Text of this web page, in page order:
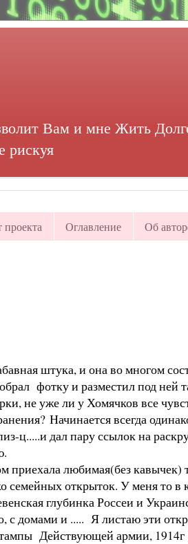
Вам и мне Жить
рискуя
Оглавление Об
штука, и она во многом
фотку и разместил под ней
не уже ли у Хомячков все
Начинается всегда
ц.....и дал пару ссылок на
приехала любимая(без кавычек)
семейных открыток. У меня то в
глубинка Россеи и
с домами и ..... Я листаю эти
Действующей армии, 1914г